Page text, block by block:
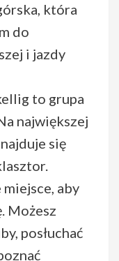
która
do
i jazdy
to grupa
największej
się
aby
Możesz
posłuchać